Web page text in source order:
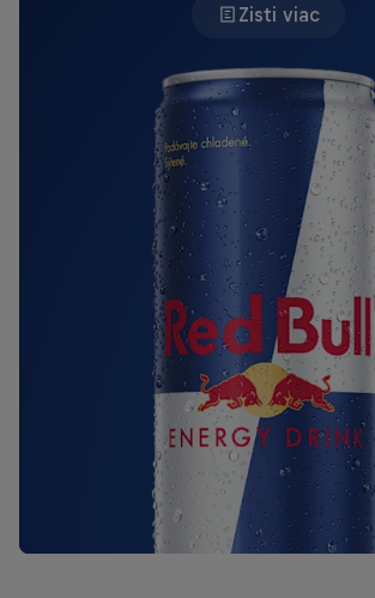
Zisti viac